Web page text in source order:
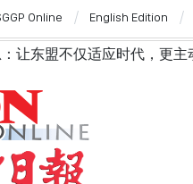
Online English Edition
适应时代，更主动塑造未